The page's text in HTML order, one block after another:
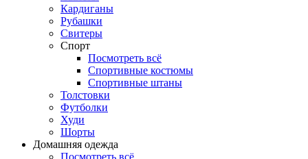
Кардиганы
Рубашки
Свитеры
Спорт
Посмотреть всё
Спортивные костюмы
Спортивные штаны
Толстовки
Футболки
Худи
Шорты
Домашняя одежда
Посмотреть всё